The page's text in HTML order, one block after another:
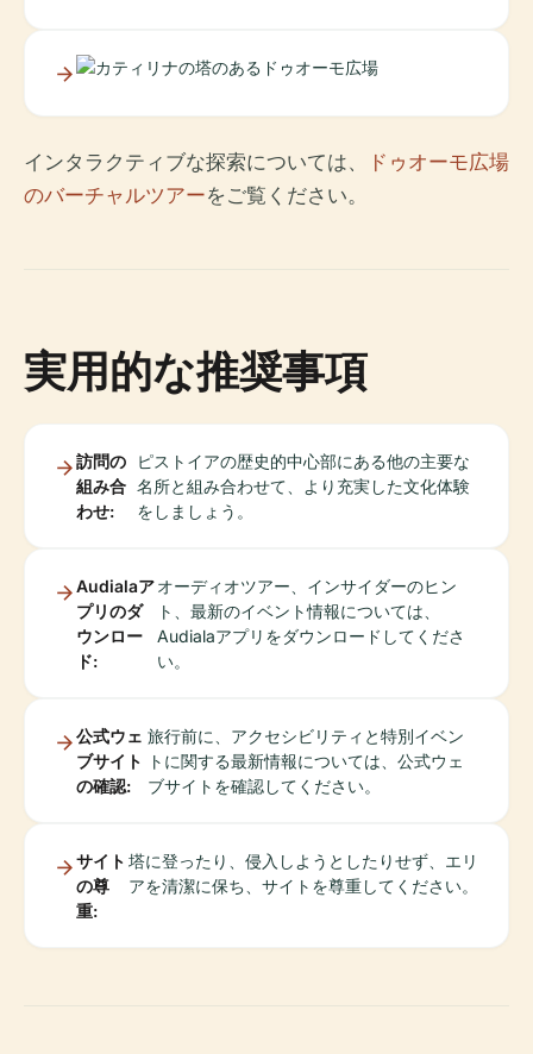
インタラクティブな探索については、
ドゥオーモ広場
のバーチャルツアーをご覧ください。
実用的な推奨事項
訪問の
組み合
わせ:
ピストイアの歴史的中心部にある他の主要な
名所と組み合わせて、より充実した文化体験
をしましょう。
Audialaア
プリのダ
ウンロー
ド:
オーディオツアー、インサイダーのヒン
ト、最新のイベント情報については、
Audialaアプリをダウンロードしてくださ
い。
公式ウェ
ブサイト
の確認:
旅行前に、アクセシビリティと特別イベン
トに関する最新情報については、公式ウェ
ブサイトを確認してください。
サイト
の尊
重:
塔に登ったり、侵入しようとしたりせず、エリ
アを清潔に保ち、サイトを尊重してください。